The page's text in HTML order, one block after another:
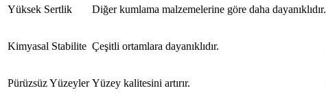
Yüksek Sertlik Diğer kumlama malzemelerine göre daha dayanıklıdır.
Kimyasal Stabilite Çeşitli ortamlara dayanıklıdır.
Pürüzsüz Yüzeyler Yüzey kalitesini artırır.